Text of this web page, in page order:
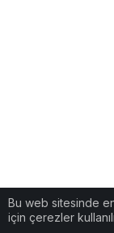
Bu web sitesinde
için çerezler